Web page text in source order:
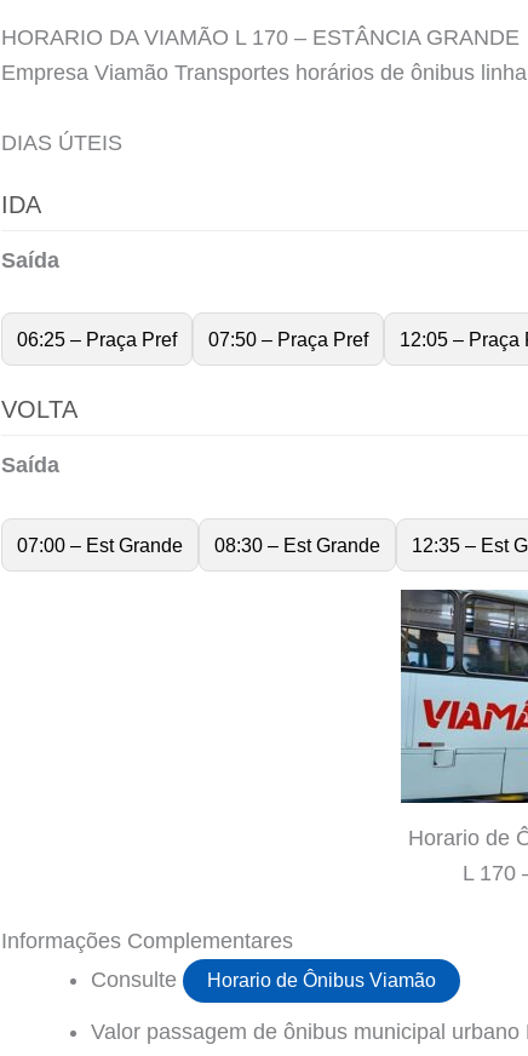
HORARIO DA VIAMÃO L 170 – ESTÂNCIA GRANDE
Empresa Viamão Transportes horários de ônibus
DIAS ÚTEIS
IDA
Saída
06:25 – Praça Pref 07:50 – Praça Pref 12:05 – Praça
VOLTA
Saída
07:00 – Est Grande 08:30 – Est Grande 12:35 – Est
Horario de
L 170
Informações Complementares
Consulte
Horario de Ônibus Viamão
Valor passagem de ônibus municipal urbano